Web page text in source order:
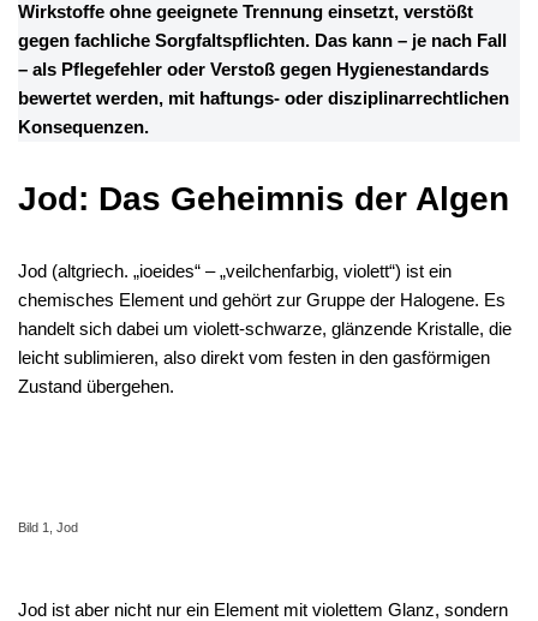
Wirkstoffe ohne geeignete Trennung einsetzt, verstößt
gegen fachliche Sorgfaltspflichten. Das kann – je nach Fall
– als Pflegefehler oder Verstoß gegen Hygienestandards
bewertet werden, mit haftungs- oder disziplinarrechtlichen
Konsequenzen.
Jod: Das Geheimnis der Algen
Jod (altgriech. „ioeides“ – „veilchenfarbig, violett“) ist ein
chemisches Element und gehört zur Gruppe der Halogene. Es
handelt sich dabei um violett-schwarze, glänzende Kristalle, die
leicht sublimieren, also direkt vom festen in den gasförmigen
Zustand übergehen.
Bild 1, Jod
Jod ist aber nicht nur ein Element mit violettem Glanz, sondern